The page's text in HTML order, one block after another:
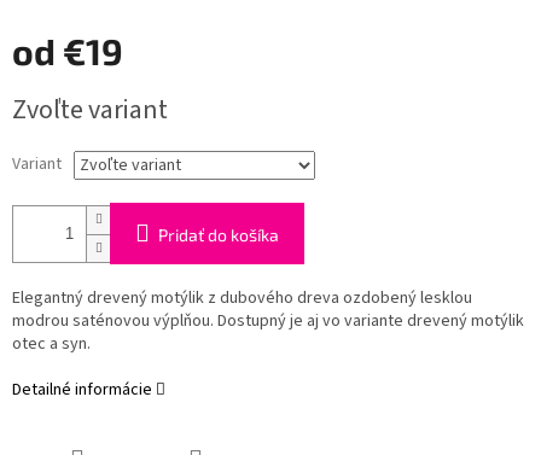
od €19
cena:
Zvoľte variant
Variant
Pridať do košíka
Elegantný drevený motýlik z dubového dreva ozdobený lesklou
modrou saténovou výplňou. Dostupný je aj vo variante drevený motýlik
otec a syn.
Detailné informácie